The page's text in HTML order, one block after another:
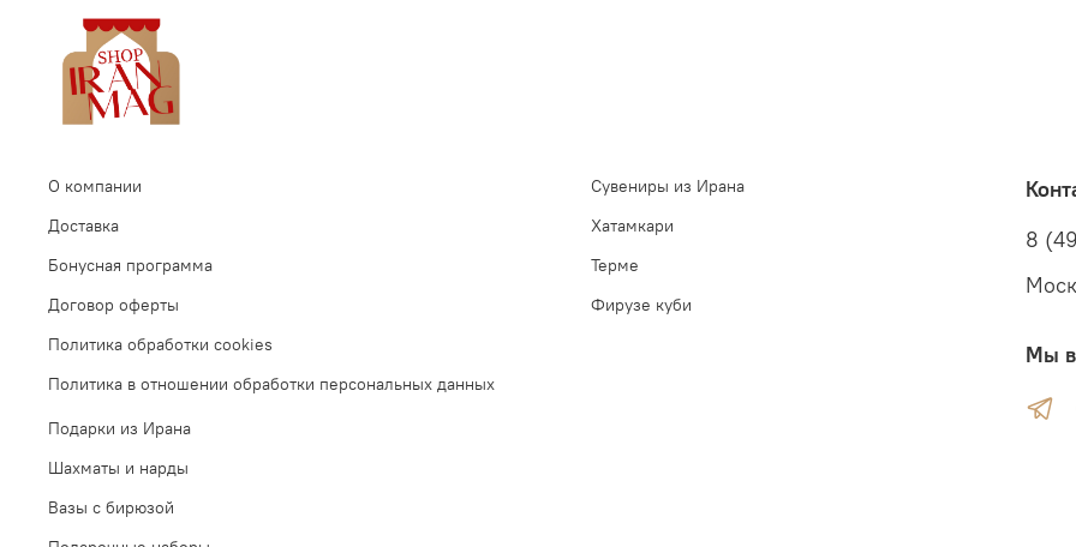
О компании
Доставка
Бонусная программа
Договор оферты
Политика обработки cookies
Политика в отношении обработки персональных данных
Сувениры из Ирана
Хатамкари
Терме
Фирузе куби
Подарки из Ирана
Шахматы и нарды
Вазы с бирюзой
8
Мы в